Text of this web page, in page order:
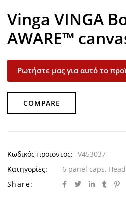
Vinga VINGA
AWARE™
Ρωτήστε μας για αυτό το
COMPARE
Κωδικός προϊόντος: V453037
Κατηγορίες:
6 panel caps,
Share: